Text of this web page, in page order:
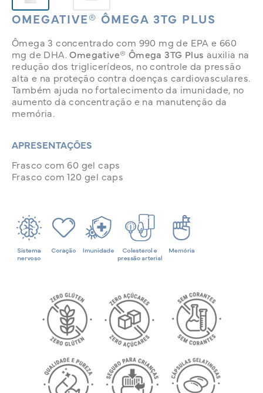
OMEGATIVE® ÔMEGA 3TG PLUS
Ômega 3 concentrado com 990 mg de EPA e 660
mg de DHA.Omegative® Ômega 3TG Plus auxilia na
redução dos triglicerídeos, no controle da pressão
alta e na proteção contra doenças cardiovasculares.
Também ajuda no fortalecimento da imunidade, no
aumento da concentração e na manutenção da
memória.
APRESENTAÇÕES
Frasco com 60 gel caps
Frasco com 120 gel caps